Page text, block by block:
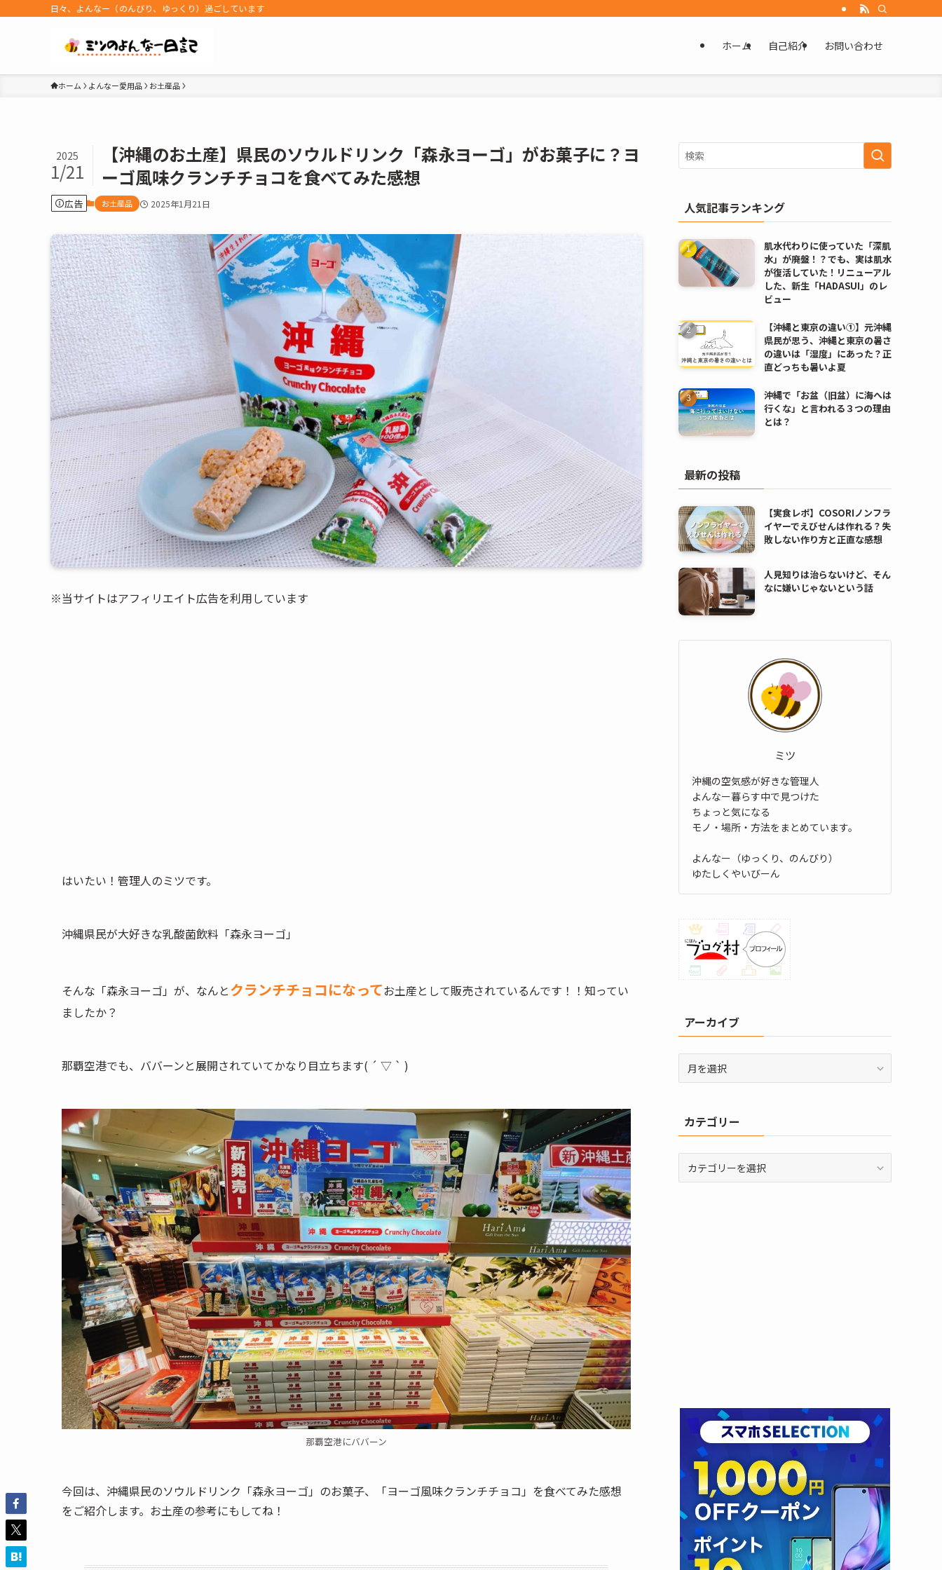
日々、よんなー（のんびり、ゆっくり）過ごしています
ホーム 自己紹介 お問い合わせ
ホーム よんなー愛用品 お土産品
【沖縄のお土産】県民のソウルドリンク「森永ヨーゴ」がお菓子に？ヨ
ーゴ風味クランチチョコを食べてみた感想
2025
1/21
広告 お土産品 2025年1月21日
※当サイトはアフィリエイト広告を利用しています
はいたい！管理人のミツです。
沖縄県民が大好きな乳酸菌飲料「森永ヨーゴ」
そんな「森永ヨーゴ」が、なんとクランチチョコになってお土産として販売されているんです！！知ってい
ましたか？
那覇空港でも、ババーンと展開されていてかなり目立ちます( ´ ▽ ` )
那覇空港にババーン
今回は、沖縄県民のソウルドリンク「森永ヨーゴ」のお菓子、「ヨーゴ風味クランチチョコ」を食べてみた感想
をご紹介します。お土産の参考にもしてね！
人気記事ランキング
肌水代わりに使っていた「深肌
水」が廃盤！？でも、実は肌水
が復活していた！リニューアル
した、新生「HADASUI」のレ
ビュー
【沖縄と東京の違い①】元沖縄
県民が思う、沖縄と東京の暑さ
の違いは「湿度」にあった？正
直どっちも暑いよ夏
沖縄で「お盆（旧盆）に海へは
行くな」と言われる３つの理由
とは？
最新の投稿
【実食レポ】COSORIノンフラ
イヤーでえびせんは作れる？失
敗しない作り方と正直な感想
人見知りは治らないけど、そん
なに嫌いじゃないという話
ミツ
沖縄の空気感が好きな管理人
よんなー暮らす中で見つけた
ちょっと気になる
モノ・場所・方法をまとめています。
よんなー（ゆっくり、のんびり）
ゆたしくやいびーん
アーカイブ
ブカテゴリー